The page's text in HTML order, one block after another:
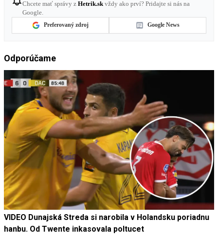
Chcete mať správy z Hetrik.sk vždy ako prví? Pridajte si nás na
Google.
Preferovaný zdroj Google News
Odporúčame
VIDEO Dunajská Streda si narobila v Holandsku poriadnu
hanbu. Od Twente inkasovala poltucet